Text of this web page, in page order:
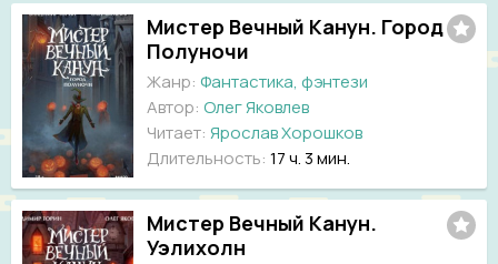
Мистер Вечный Канун. Город
Полуночи
Жанр: Фантастика, фэнтези
Автор: Олег Яковлев
Читает: Ярослав Хорошков
Длительность: 17 ч. 3 мин.
Мистер Вечный Канун.
Уэлихолн